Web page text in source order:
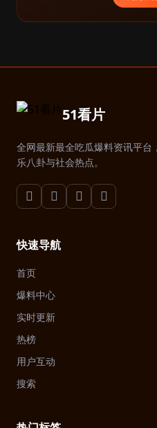
51看片
全网最新最全吃瓜爆料资讯平
乐八卦与社会热点。
快速导航
首页
爆料中心
实时更新
热榜
用户互动
搜索